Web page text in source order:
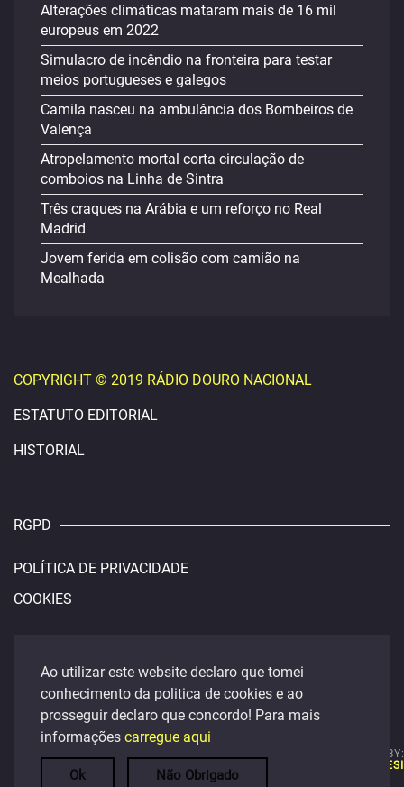
Ao utilizar este website declaro que tomei
conhecimento da politica de cookies e ao
prosseguir declaro que concordo! Para mais
informações carregue aqui
Ok Não Obrigado
Alterações climáticas mataram mais de 16 mil
europeus em 2022
Simulacro de incêndio na fronteira para testar
meios portugueses e galegos
Camila nasceu na ambulância dos Bombeiros de
Valença
Atropelamento mortal corta circulação de
comboios na Linha de Sintra
Três craques na Arábia e um reforço no Real
Madrid
Jovem ferida em colisão com camião na
Mealhada
COPYRIGHT © 2019 RÁDIO DOURO NACIONAL
ESTATUTO EDITORIAL
HISTORIAL
RGPD
POLÍTICA DE PRIVACIDADE
COOKIES
douronacional@gmail.com
FACEBOOK
t. 254 400 459
POWERED BY:
LINO SILVA